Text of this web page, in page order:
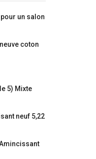
un salon
neuve coton
5) Mixte
neuf 5,22